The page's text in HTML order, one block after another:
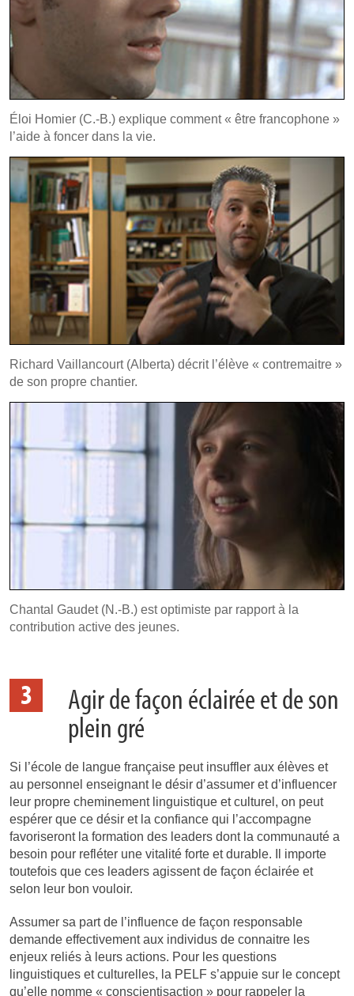
Éloi Homier (C.-B.) explique comment « être francophone »
l’aide à foncer dans la vie.
Richard Vaillancourt (Alberta) décrit l’élève « contremaitre »
de son propre chantier.
Chantal Gaudet (N.-B.) est optimiste par rapport à la
contribution active des jeunes.
3 Agir de façon éclairée et de son
plein gré
Si l’école de langue française peut insuffler aux élèves et
au personnel enseignant le désir d’assumer et d’influencer
leur propre cheminement linguistique et culturel, on peut
espérer que ce désir et la confiance qui l’accompagne
favoriseront la formation des leaders dont la communauté a
besoin pour refléter une vitalité forte et durable. Il importe
toutefois que ces leaders agissent de façon éclairée et
selon leur bon vouloir.
Assumer sa part de l’influence de façon responsable
demande effectivement aux individus de connaitre les
enjeux reliés à leurs actions. Pour les questions
linguistiques et culturelles, la PELF s’appuie sur le concept
qu’elle nomme « conscientisaction » pour rappeler la